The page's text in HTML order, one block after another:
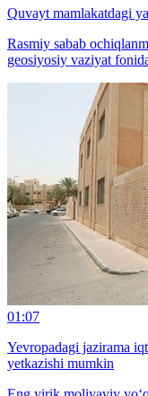
Quvayt mamlakatdagi
Rasmiy sabab
geosiyosiy vaziyat
01:07
Yevropadagi jazirama
yetkazishi mumkin